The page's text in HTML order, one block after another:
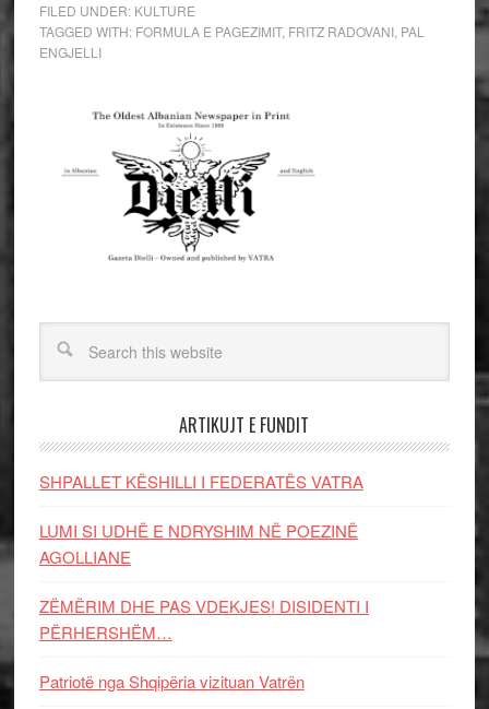
FILED UNDER: KULTURE
TAGGED WITH: FORMULA E PAGEZIMIT, FRITZ RADOVANI, PAL
ENGJELLI
ARTIKUJT E FUNDIT
SHPALLET KËSHILLI I FEDERATËS VATRA
LUMI SI UDHË E NDRYSHIM NË POEZINË
AGOLLIANE
ZËMËRIM DHE PAS VDEKJES! DISIDENTI I
PËRHERSHËM…
Patriotë nga Shqipëria vizituan Vatrën